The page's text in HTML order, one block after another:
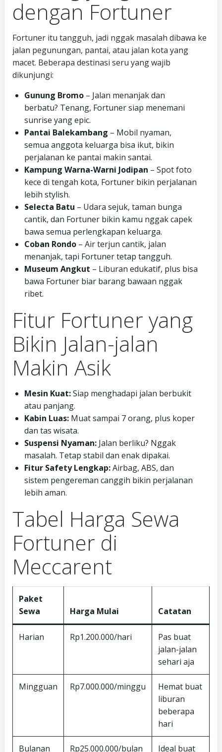
dengan Fortuner
Fortuner itu tangguh, jadi nggak masalah dibawa ke
jalan pegunungan, pantai, atau jalan kota yang
macet. Beberapa destinasi seru yang wajib
dikunjungi:
Gunung Bromo – Jalan menanjak dan
berbatu? Tenang, Fortuner siap menemani
sunrise yang epic.
Pantai Balekambang – Mobil nyaman,
semua anggota keluarga bisa ikut, bikin
perjalanan ke pantai makin santai.
Kampung Warna-Warni Jodipan – Spot foto
kece di tengah kota, Fortuner bikin perjalanan
lebih stylish.
Selecta Batu – Udara sejuk, taman bunga
cantik, dan Fortuner bikin kamu nggak capek
bawa semua perlengkapan keluarga.
Coban Rondo – Air terjun cantik, jalan
menanjak, tapi Fortuner tetap tangguh.
Museum Angkut – Liburan edukatif, plus bisa
bawa Fortuner biar barang bawaan nggak
ribet.
Fitur Fortuner yang
Bikin Jalan-jalan
Makin Asik
Mesin Kuat:Siap menghadapi jalan berbukit
atau panjang.
Kabin Luas: Muat sampai 7 orang, plus koper
dan tas wisata.
Suspensi Nyaman: Jalan berliku? Nggak
masalah. Tetap stabil dan enak dipakai.
Fitur Safety Lengkap:Airbag, ABS, dan
sistem pengereman canggih bikin perjalanan
lebih aman.
Tabel Harga Sewa
Fortuner di
Meccarent
Paket
Sewa
Harga Mulai Catatan
Harian Rp1.200.000/hari
Pas buat
jalan-jalan
sehari aja
Mingguan Rp7.000.000/minggu
Hemat buat
liburan
beberapa
hari
Bulanan Rp25.000.000/bulan
Ideal buat